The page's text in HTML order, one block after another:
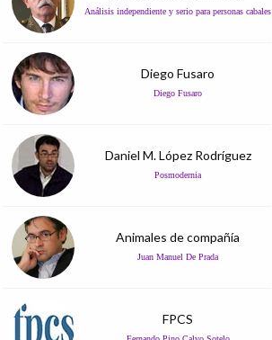
Análisis independiente y serio para personas cabales
Diego Fusaro
Diego Fusaro
Daniel M. López Rodríguez
Posmodernia
Animales de compañía
Juan Manuel De Prada
FPCS